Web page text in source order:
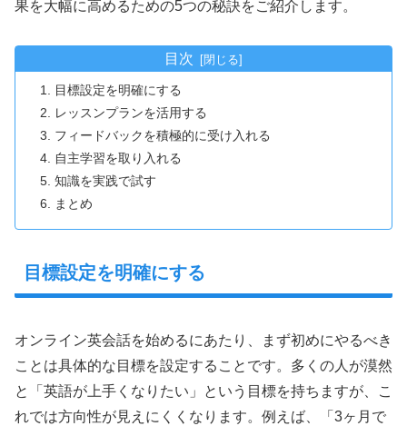
果を大幅に高めるための5つの秘訣をご紹介します。
目次
目標設定を明確にする
レッスンプランを活用する
フィードバックを積極的に受け入れる
自主学習を取り入れる
知識を実践で試す
まとめ
目標設定を明確にする
オンライン英会話を始めるにあたり、まず初めにやるべき
ことは具体的な目標を設定することです。多くの人が漠然
と「英語が上手くなりたい」という目標を持ちますが、こ
れでは方向性が見えにくくなります。例えば、「3ヶ月で